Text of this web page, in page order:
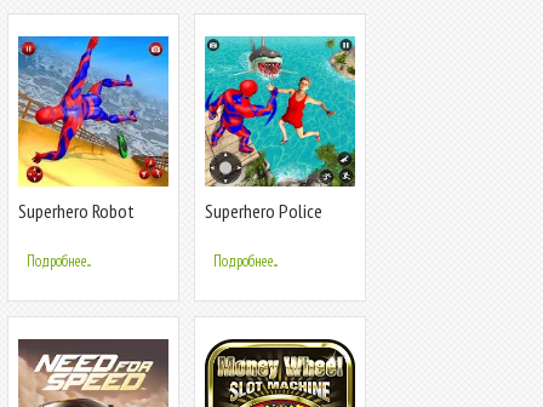
Superhero Robot
Подробнее...
Superhero Police
Mission
Подробнее...